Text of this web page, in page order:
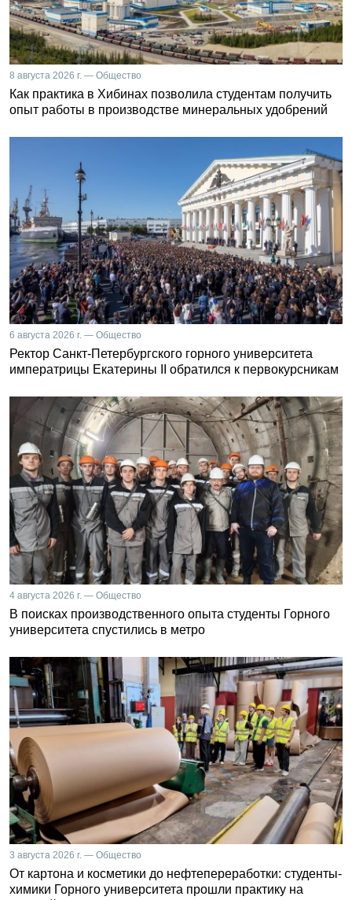
8 августа 2026 г. — Общество
Как практика в Хибинах позволила студентам получить
опыт работы в производстве минеральных удобрений
6 августа 2026 г. — Общество
Ректор Санкт-Петербургского горного университета
императрицы Екатерины II обратился к первокурсникам
4 августа 2026 г. — Общество
В поисках производственного опыта студенты Горного
университета спустились в метро
3 августа 2026 г. — Общество
От картона и косметики до нефтепереработки: студенты-
химики Горного университета прошли практику на